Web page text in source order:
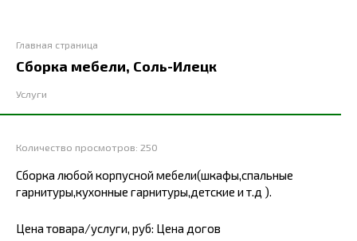
Главная страница
Сборка мебели, Соль-Илецк
Услуги
Количество просмотров: 250
Сборка любой корпусной мебели(шкафы,спальные
гарнитуры,кухонные гарнитуры,детские и т.д ).
Цена товара/услуги, руб: Цена догов